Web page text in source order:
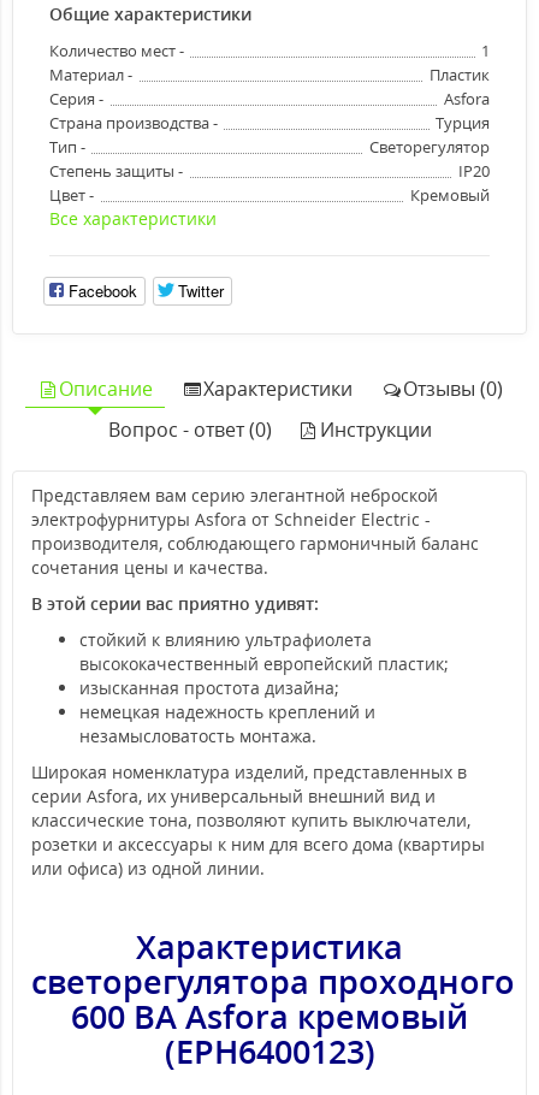
Общие характеристики
Количество мест -
1
Материал -
Пластик
Серия -
Asfora
Страна производства -
Турция
Тип -
Светорегулятор
Степень защиты -
IP20
Цвет -
Кремовый
Все характеристики
Facebook Twitter
Описание Характеристики
Отзывы (0)
Вопрос - ответ (0)
Инструкции
Представляем вам серию элегантной неброской
электрофурнитуры Asfora от Schneider Electric -
производителя, соблюдающего гармоничный баланс
сочетания цены и качества.
В этой серии вас приятно удивят:
стойкий к влиянию ультрафиолета
высококачественный европейский пластик;
изысканная простота дизайна;
немецкая надежность креплений и
незамысловатость монтажа.
Широкая номенклатура изделий, представленных в
серии Asfora, их универсальный внешний вид и
классические тона, позволяют купить выключатели,
розетки и аксессуары к ним для всего дома (квартиры
или офиса) из одной линии.
Характеристика
светорегулятора проходного
600 ВА Asfora кремовый
(EPH6400123)